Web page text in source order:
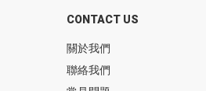
CONTACT US
關於我們
聯絡我們